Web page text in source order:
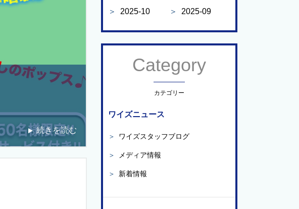
続きを読む
＞ 2025-10 ＞ 2025-09
Category
カテゴリー
ワイズニュース
＞ ワイズスタッフブログ
＞ メディア情報
＞ 新着情報